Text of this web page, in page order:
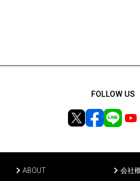
ABOUT 会社
FOLLOW US